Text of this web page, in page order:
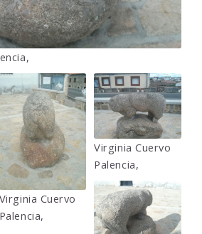
Virginia Cuervo
Palencia,
Virginia Cuervo
Palencia,